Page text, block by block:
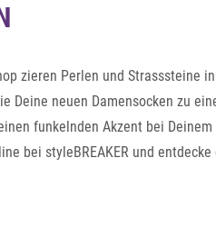
zieren Perlen und Strasssteine
neuen Damensocken zu
funkelnden Akzent bei
bei styleBREAKER und